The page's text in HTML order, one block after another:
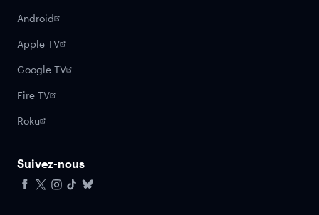
Android
Apple TV
Google TV
Fire TV
Roku
Suivez-nous